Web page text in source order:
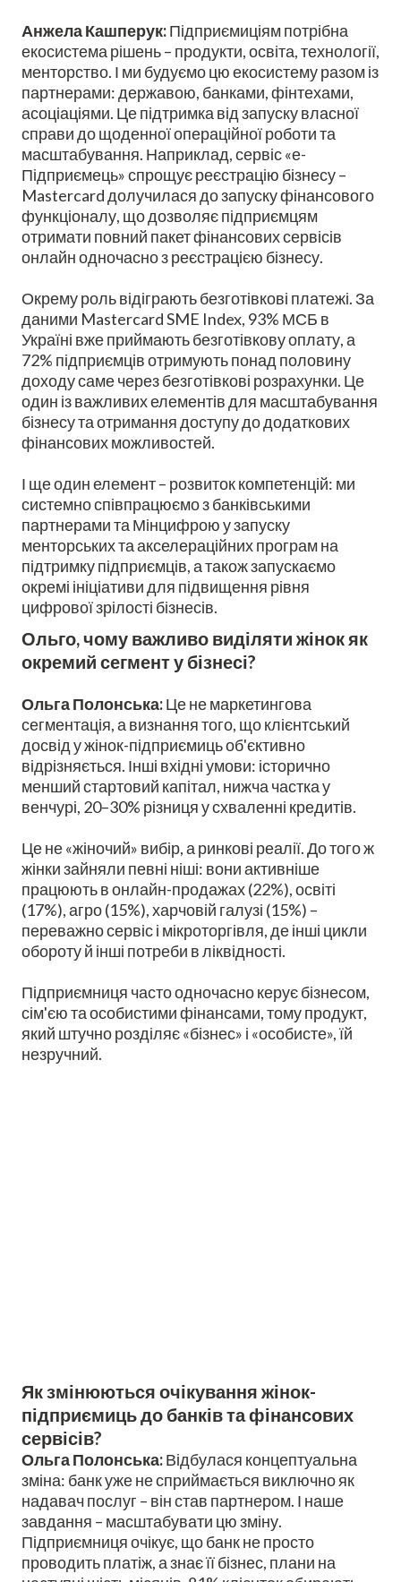
Анжела Кашперук:Підприємиціям потрібна
екосистема рішень – продукти, освіта, технології,
менторство. І ми будуємо цю екосистему разом із
партнерами: державою, банками, фінтехами,
асоціаціями. Це підтримка від запуску власної
справи до щоденної операційної роботи та
масштабування. Наприклад, сервіс «е-
Підприємець» спрощує реєстрацію бізнесу –
Mastercard долучилася до запуску фінансового
функціоналу, що дозволяє підприємцям
отримати повний пакет фінансових сервісів
онлайн одночасно з реєстрацією бізнесу.
Окрему роль відіграють безготівкові платежі. За
даними Mastercard SME Index, 93% МСБ в
Україні вже приймають безготівкову оплату, а
72% підприємців отримують понад половину
доходу саме через безготівкові розрахунки. Це
один із важливих елементів для масштабування
бізнесу та отримання доступу до додаткових
фінансових можливостей.
І ще один елемент – розвиток компетенцій: ми
системно співпрацюємо з банківськими
партнерами та Мінцифрою у запуску
менторських та акселераційних програм на
підтримку підприємців, а також запускаємо
окремі ініціативи для підвищення рівня
цифрової зрілості бізнесів.
Ольго, чому важливо виділяти жінок як
окремий сегмент у бізнесі?
Ольга Полонська:Це не маркетингова
сегментація, а визнання того, що клієнтський
досвід у жінок-підприємиць об'єктивно
відрізняється. Інші вхідні умови: історично
менший стартовий капітал, нижча частка у
венчурі, 20–30% різниця у схваленні кредитів.
Це не «жіночий» вибір, а ринкові реалії. До того ж
жінки зайняли певні ніші: вони активніше
працюють в онлайн-продажах (22%), освіті
(17%), агро (15%), харчовій галузі (15%) –
переважно сервіс і мікроторгівля, де інші цикли
обороту й інші потреби в ліквідності.
Підприємниця часто одночасно керує бізнесом,
сім'єю та особистими фінансами, тому продукт,
який штучно розділяє «бізнес» і «особисте», їй
незручний.
Як змінюються очікування жінок-
підприємиць до банків та фінансових
сервісів?
Ольга Полонська:Відбулася концептуальна
зміна: банк уже не сприймається виключно як
надавач послуг – він став партнером. І наше
завдання – масштабувати цю зміну.
Підприємниця очікує, що банк не просто
проводить платіж, а знає її бізнес, плани на